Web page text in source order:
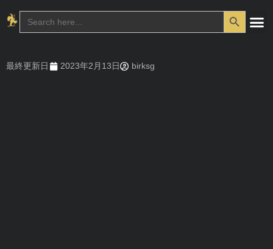
Search
for:
Search Button
最終更新日 2023年2月13日 birksg